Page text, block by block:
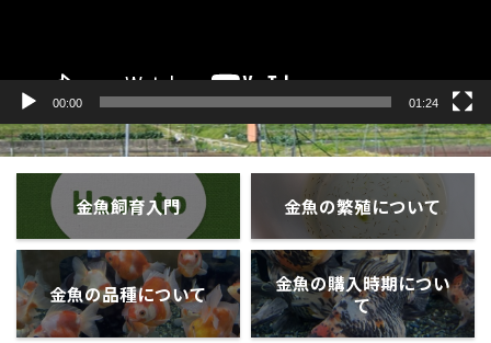
00:00 01:24
金魚飼育入門 金魚の繁殖について
金魚の品種について
金魚の購入時期につい
て